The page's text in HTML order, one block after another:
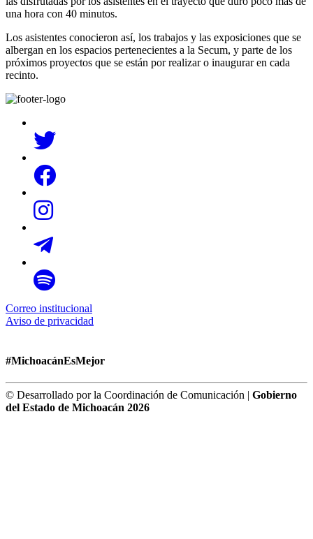
una hora con 40 minutos.
Los asistentes conocieron así, los trabajos y las exposiciones que se
albergan en los espacios pertenecientes a la Secum, y parte de los
próximos proyectos que se están por realizar o inaugurar en cada
recinto.
Correo institucional
Aviso de privacidad
#MichoacánEsMejor
© Desarrollado por la Coordinación de Comunicación | Gobierno
del Estado de Michoacán 2026